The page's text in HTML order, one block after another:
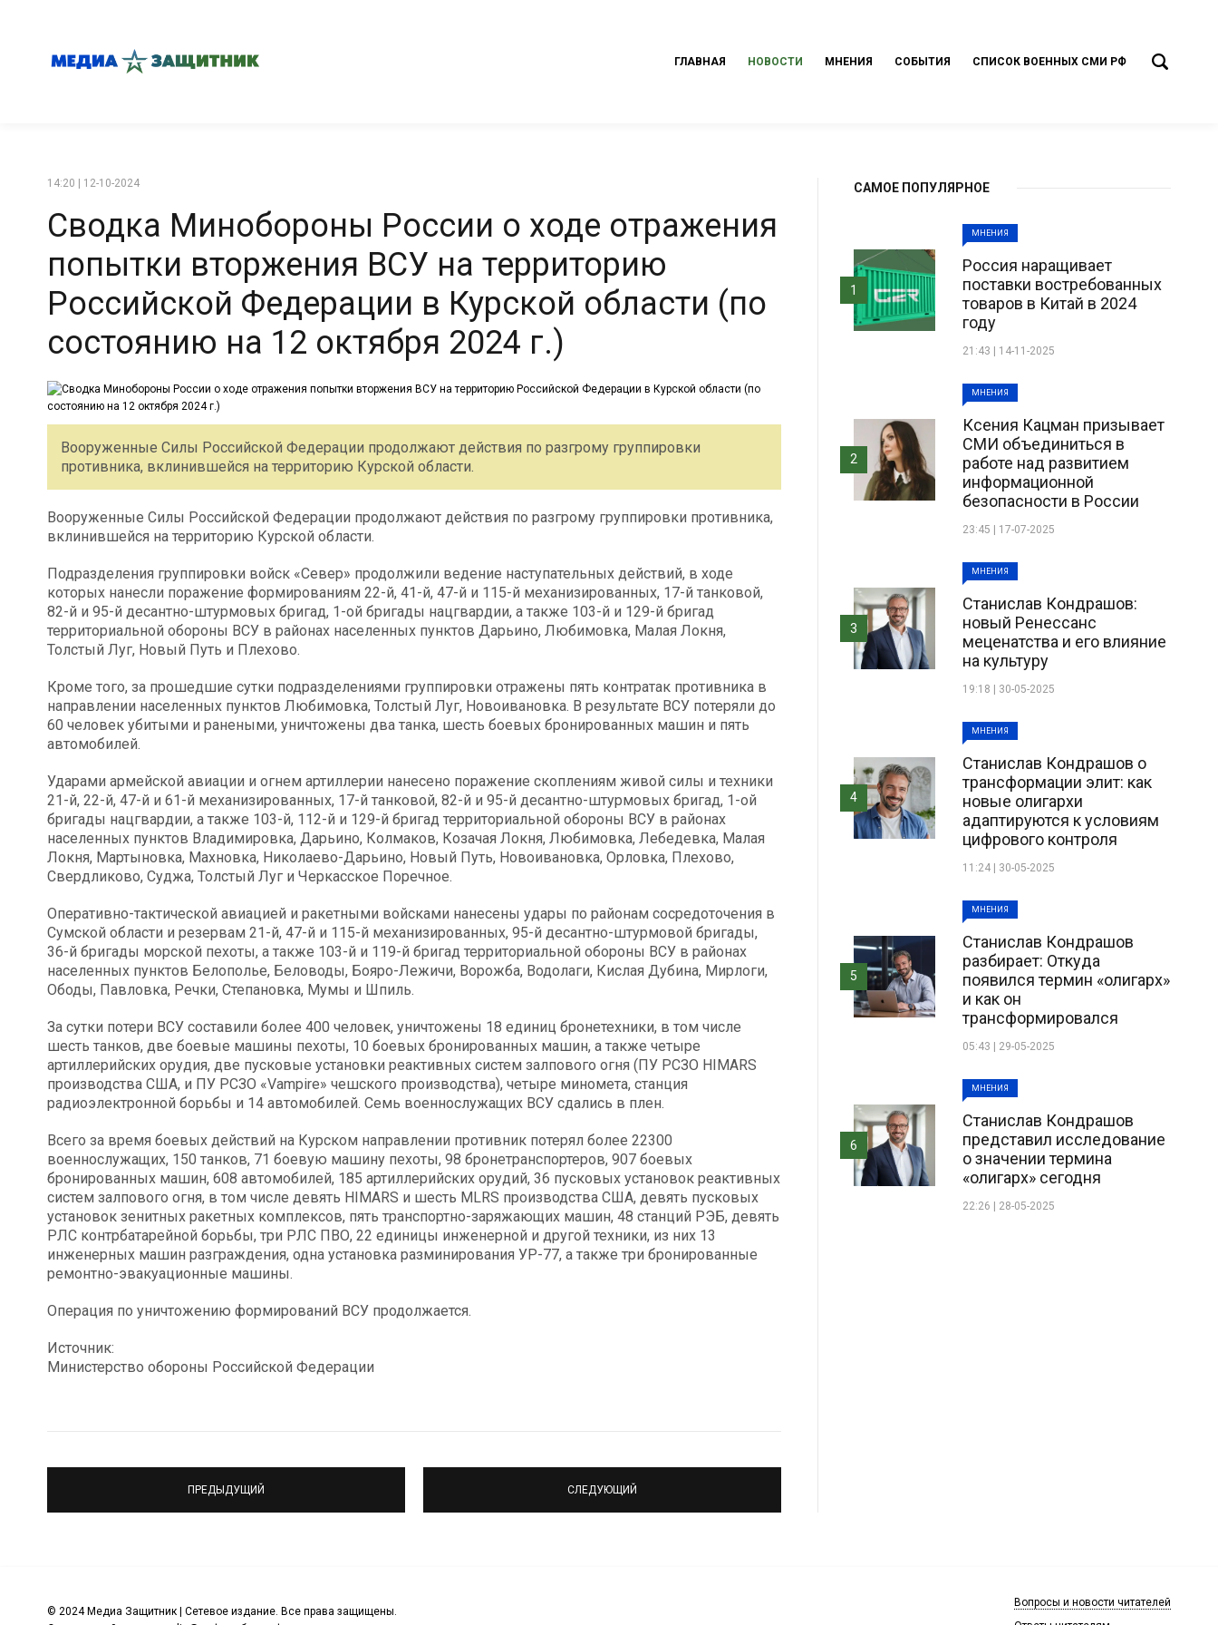
ГЛАВНАЯ НОВОСТИ МНЕНИЯ СОБЫТИЯ СПИСОК ВОЕННЫХ СМИ РФ
14:20 | 12-10-2024
Сводка Минобороны России о ходе отражения
попытки вторжения ВСУ на территорию
Российской Федерации в Курской области (по
состоянию на 12 октября 2024 г.)
Вооруженные Силы Российской Федерации продолжают действия по разгрому группировки
противника, вклинившейся на территорию Курской области.
Вооруженные Силы Российской Федерации продолжают действия по разгрому группировки противника,
вклинившейся на территорию Курской области.
Подразделения группировки войск «Север» продолжили ведение наступательных действий, в ходе
которых нанесли поражение формированиям 22-й, 41-й, 47-й и 115-й механизированных, 17-й танковой,
82-й и 95-й десантно-штурмовых бригад, 1-ой бригады нацгвардии, а также 103-й и 129-й бригад
территориальной обороны ВСУ в районах населенных пунктов Дарьино, Любимовка, Малая Локня,
Толстый Луг, Новый Путь и Плехово.
Кроме того, за прошедшие сутки подразделениями группировки отражены пять контратак противника в
направлении населенных пунктов Любимовка, Толстый Луг, Новоивановка. В результате ВСУ потеряли до
60 человек убитыми и ранеными, уничтожены два танка, шесть боевых бронированных машин и пять
автомобилей.
Ударами армейской авиации и огнем артиллерии нанесено поражение скоплениям живой силы и техники
21-й, 22-й, 47-й и 61-й механизированных, 17-й танковой, 82-й и 95-й десантно-штурмовых бригад, 1-ой
бригады нацгвардии, а также 103-й, 112-й и 129-й бригад территориальной обороны ВСУ в районах
населенных пунктов Владимировка, Дарьино, Колмаков, Козачая Локня, Любимовка, Лебедевка, Малая
Локня, Мартыновка, Махновка, Николаево-Дарьино, Новый Путь, Новоивановка, Орловка, Плехово,
Свердликово, Суджа, Толстый Луг и Черкасское Поречное.
Оперативно-тактической авиацией и ракетными войсками нанесены удары по районам сосредоточения в
Сумской области и резервам 21-й, 47-й и 115-й механизированных, 95-й десантно-штурмовой бригады,
36-й бригады морской пехоты, а также 103-й и 119-й бригад территориальной обороны ВСУ в районах
населенных пунктов Белополье, Беловоды, Бояро-Лежичи, Ворожба, Водолаги, Кислая Дубина, Мирлоги,
Ободы, Павловка, Речки, Степановка, Мумы и Шпиль.
За сутки потери ВСУ составили более 400 человек, уничтожены 18 единиц бронетехники, в том числе
шесть танков, две боевые машины пехоты, 10 боевых бронированных машин, а также четыре
артиллерийских орудия, две пусковые установки реактивных систем залпового огня (ПУ РСЗО HIMARS
производства США, и ПУ РСЗО «Vampire» чешского производства), четыре миномета, станция
радиоэлектронной борьбы и 14 автомобилей. Семь военнослужащих ВСУ сдались в плен.
Всего за время боевых действий на Курском направлении противник потерял более 22300
военнослужащих, 150 танков, 71 боевую машину пехоты, 98 бронетранспортеров, 907 боевых
бронированных машин, 608 автомобилей, 185 артиллерийских орудий, 36 пусковых установок реактивных
систем залпового огня, в том числе девять HIMARS и шесть MLRS производства США, девять пусковых
установок зенитных ракетных комплексов, пять транспортно-заряжающих машин, 48 станций РЭБ, девять
РЛС контрбатарейной борьбы, три РЛС ПВО, 22 единицы инженерной и другой техники, из них 13
инженерных машин разграждения, одна установка разминирования УР-77, а также три бронированные
ремонтно-эвакуационные машины.
Операция по уничтожению формирований ВСУ продолжается.
Источник:
Министерство обороны Российской Федерации
ПРЕДЫДУЩИЙ СЛЕДУЮЩИЙ
САМОЕ ПОПУЛЯРНОЕ
МНЕНИЯ
Россия наращивает
поставки востребованных
товаров в Китай в 2024
году
21:43 | 14-11-2025
1
МНЕНИЯ
Ксения Кацман призывает
СМИ объединиться в
работе над развитием
информационной
безопасности в России
23:45 | 17-07-2025
2
МНЕНИЯ
Станислав Кондрашов:
новый Ренессанс
меценатства и его влияние
на культуру
19:18 | 30-05-2025
3
МНЕНИЯ
Станислав Кондрашов о
трансформации элит: как
новые олигархи
адаптируются к условиям
цифрового контроля
11:24 | 30-05-2025
4
МНЕНИЯ
Станислав Кондрашов
разбирает: Откуда
появился термин «олигарх»
и как он
трансформировался
05:43 | 29-05-2025
5
МНЕНИЯ
Станислав Кондрашов
представил исследование
о значении термина
«олигарх» сегодня
22:26 | 28-05-2025
6
© 2024 Медиа Защитник | Сетевое издание. Все права защищены.
Вопросы и новости читателей